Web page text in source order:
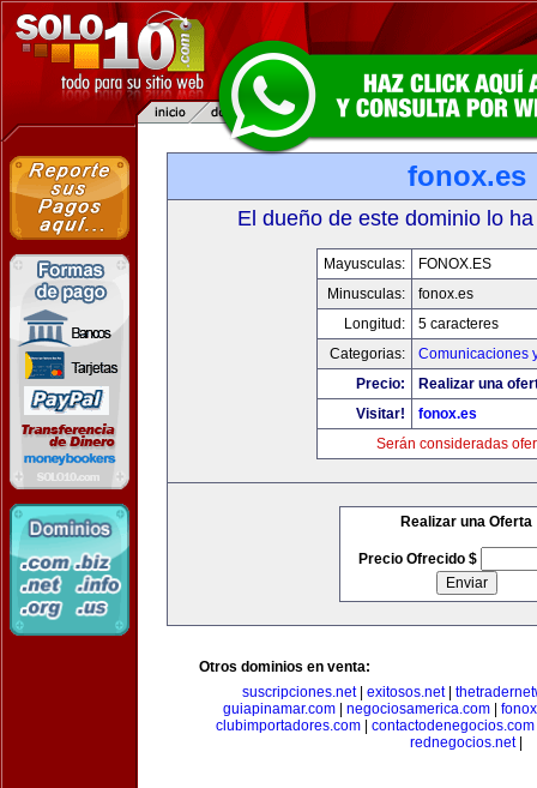
fonox.es
El dueño de este dominio lo
Mayusculas:
FONOX.ES
Minusculas:
fonox.es
Longitud:
5 caracteres
Categorias:
Comunicaciones
Precio:
Realizar una
Visitar!
fonox.es
Serán consideradas
Realizar una Oferta
Precio Ofrecido $
Otros dominios en venta:
suscripciones.net| exitosos.net|
guiapinamar.com
negociosamerica.com
clubimportadores.com
contactodenegocios.com
rednegocios.net|